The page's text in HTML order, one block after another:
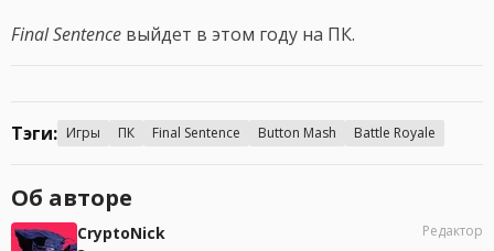
Final Sentence выйдет в этом году на ПК.
Тэги: Игры ПК Final Sentence Button Mash Battle Royale
Об авторе
CryptoNick
Редактор